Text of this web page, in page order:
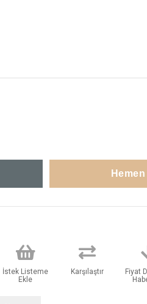
İstek Listeme
Ekle
Karşılaştır
Fiyat